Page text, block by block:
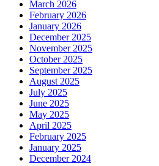
March 2026
February 2026
January 2026
December 2025
November 2025
October 2025
September 2025
August 2025
July 2025
June 2025
May 2025
April 2025
February 2025
January 2025
December 2024